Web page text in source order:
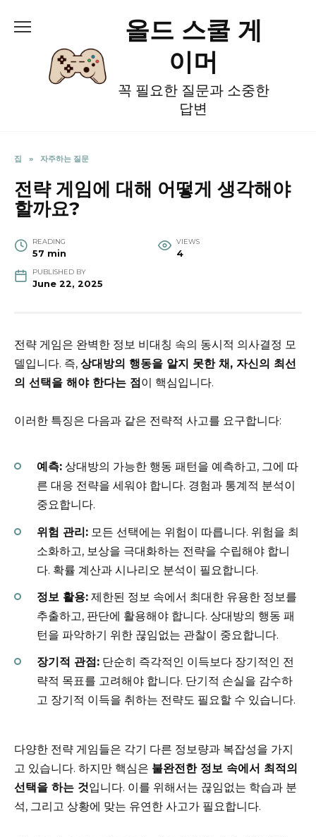
올드 스쿨 게
이머
꼭 필요한 질문과 소중한
답변
집 » 자주하는 질문
전략 게임에 대해 어떻게 생각해야
할까요?
READING
57 min
VIEWS
4
PUBLISHED BY
June 22, 2025
전략 게임은 완벽한 정보 비대칭 속의 동시적 의사결정 모
델입니다. 즉, 상대방의 행동을 알지 못한 채, 자신의 최선
의 선택을 해야 한다는 점이 핵심입니다.
이러한 특징은 다음과 같은 전략적 사고를 요구합니다:
예측: 상대방의 가능한 행동 패턴을 예측하고, 그에 따
른 대응 전략을 세워야 합니다. 경험과 통계적 분석이
중요합니다.
위험 관리: 모든 선택에는 위험이 따릅니다. 위험을 최
소화하고, 보상을 극대화하는 전략을 수립해야 합니
다. 확률 계산과 시나리오 분석이 필요합니다.
정보 활용: 제한된 정보 속에서 최대한 유용한 정보를
추출하고, 판단에 활용해야 합니다. 상대방의 행동 패
턴을 파악하기 위한 끊임없는 관찰이 중요합니다.
장기적 관점: 단순히 즉각적인 이득보다 장기적인 전
략적 목표를 고려해야 합니다. 단기적 손실을 감수하
고 장기적 이득을 취하는 전략도 필요할 수 있습니다.
다양한 전략 게임들은 각기 다른 정보량과 복잡성을 가지
고 있습니다. 하지만 핵심은 불완전한 정보 속에서 최적의
선택을 하는 것입니다. 이를 위해서는 끊임없는 학습과 분
석, 그리고 상황에 맞는 유연한 사고가 필요합니다.